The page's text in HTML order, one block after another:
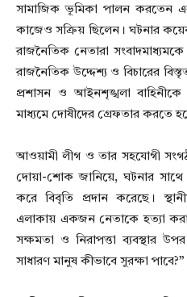
সামাজিক ভূমিকা পালন করতেন
কাজেও সক্রিয় ছিলেন। ঘটনার
রাজনৈতিক নেতারা
রাজনৈতিক উদ্দেশ্য ও বিচারের
প্রশাসন ও আইনশৃঙ্খলা
মাধ্যমে দোষীদের গ্রেফতার করতে
আওয়ামী লীগ ও তার সহযোগী
দোয়া-শোক জানিয়ে, ঘটনার সাথে
করে বিবৃতি প্রদান করেছে।
এলাকায় একজন নেতাকে হত্যা করা
সক্ষমতা ও নিরাপত্তা ব্যবস্থার
সাধারণ মানুষ কীভাবে সুরক্ষা পাবে?”